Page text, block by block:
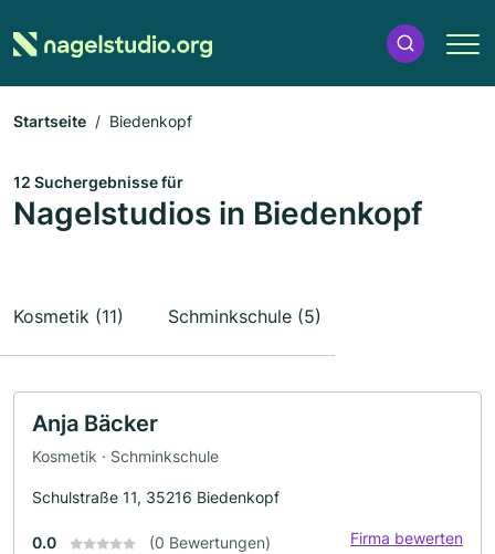
Startseite Biedenkopf
12 Suchergebnisse für
Nagelstudios in Biedenkopf
Kosmetik (11) Schminkschule (5)
Anja Bäcker
Kosmetik · Schminkschule
Schulstraße 11, 35216 Biedenkopf
0.0 (0 Bewertungen) Firma bewerten